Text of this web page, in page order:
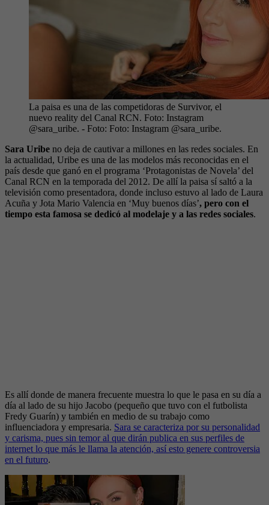
La paisa es una de las competidoras de Survivor, el
nuevo reality del Canal RCN. Foto: Instagram
@sara_uribe. - Foto: Foto: Instagram @sara_uribe.
Sara Uribe no deja de cautivar a millones en las redes sociales. En
la actualidad, Uribe es una de las modelos más reconocidas en el
país desde que ganó en el programa ‘Protagonistas de Novela’ del
Canal RCN en la temporada del 2012. De allí la paisa sí saltó a la
televisión como presentadora, donde incluso estuvo al lado de Laura
Acuña y Jota Mario Valencia en ‘Muy buenos días’, pero con el
tiempo esta famosa se dedicó al modelaje y a las redes sociales.
Es allí donde de manera frecuente muestra lo que le pasa en su día a
día al lado de su hijo Jacobo (pequeño que tuvo con el futbolista
Fredy Guarín) y también en medio de su trabajo como
influenciadora y empresaria. Sara se caracteriza por su personalidad
y carisma, pues sin temor al que dirán publica en sus perfiles de
internet lo que más le llama la atención, así esto genere controversia
en el futuro.